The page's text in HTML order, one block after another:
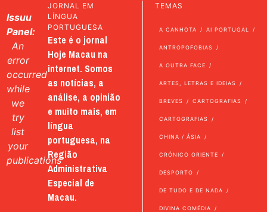
Issuu
Panel:
An
error
occurred
while
we
try
list
your
publications
JORNAL EM
LÍNGUA
PORTUGUESA
Este é o jornal
Hoje Macau na
internet. Somos
as notícias, a
análise, a opinião
e muito mais, em
língua
portuguesa, na
Região
Administrativa
Especial de
Macau.
TEMAS
A CANHOTA AI PORTUGAL
ANTROPOFOBIAS
A OUTRA FACE
ARTES, LETRAS E IDEIAS
BREVES CARTOGRAFIAS
CARTOGRAFIAS
CHINA / ÁSIA
CRÓNICO ORIENTE
DESPORTO
DE TUDO E DE NADA
DIVINA COMÉDIA